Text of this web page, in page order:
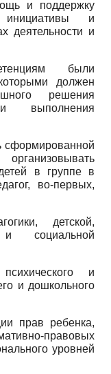
и поддержку
и
деятельности и
были
должен
решения
выполнения
сформированной
в группе в
во-первых,
детской,
и социальной
и
и дошкольного
прав ребенка,
правовых
уровней